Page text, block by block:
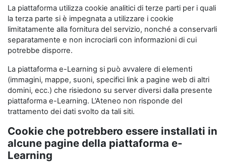
La piattaforma utilizza cookie analitici di terze parti per i quali
la terza parte si è impegnata a utilizzare i cookie
limitatamente alla fornitura del servizio, nonché a conservarli
separatamente e non incrociarli con informazioni di cui
potrebbe disporre.
La piattaforma e-Learning si può avvalere di elementi
(immagini, mappe, suoni, specifici link a pagine web di altri
domini, ecc.) che risiedono su server diversi dalla presente
piattaforma e-Learning. L’Ateneo non risponde del
trattamento dei dati svolto da tali siti.
Cookie che potrebbero essere installati in
alcune pagine della piattaforma e-
Learning